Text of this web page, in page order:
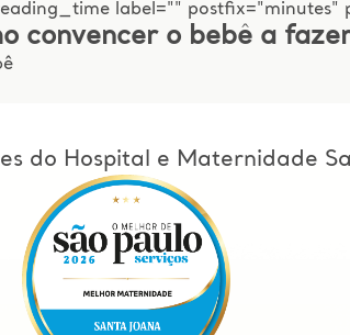
label="" postfix="minutes"
convencer o bebê a
do Hospital e Maternidade